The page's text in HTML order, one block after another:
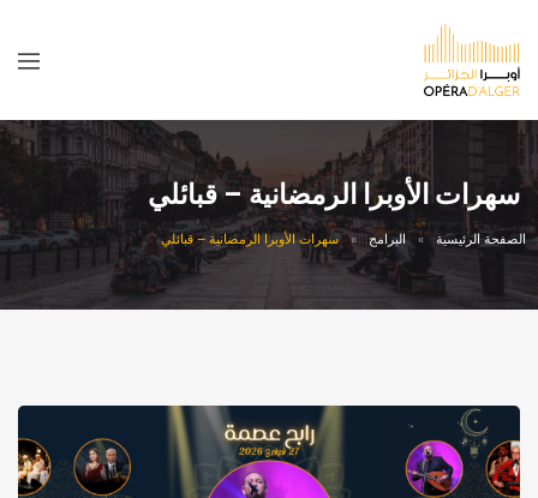
سهرات الأوبرا الرمضانية – قبائلي
الصفحة الرئيسية البرامج سهرات الأوبرا الرمضانية – قبائلي